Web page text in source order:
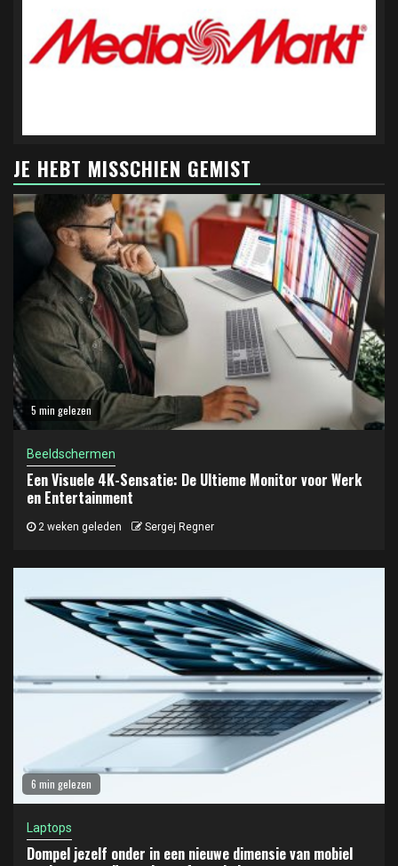
JE HEBT MISSCHIEN GEMIST
5 min gelezen
Beeldschermen
Een Visuele 4K-Sensatie: De Ultieme Monitor voor Werk
en Entertainment
2 weken geleden Sergej Regner
6 min gelezen
Laptops
Dompel jezelf onder in een nieuwe dimensie van mobiel